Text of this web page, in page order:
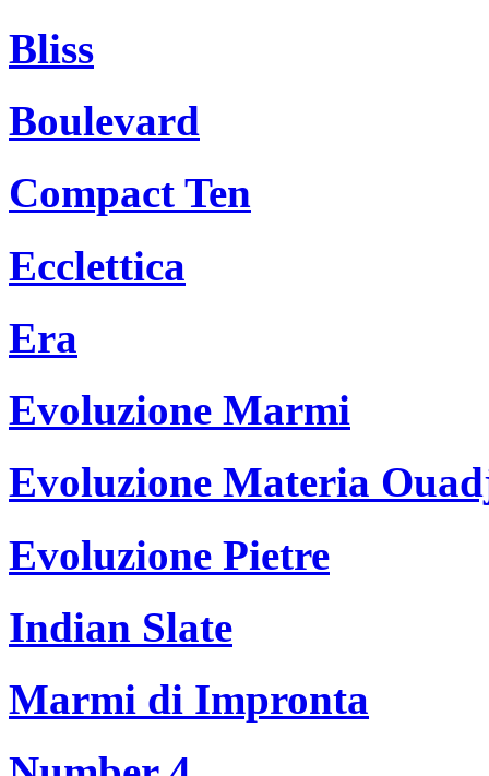
Bliss
Boulevard
Compact Ten
Ecclettica
Era
Evoluzione Marmi
Evoluzione Materia
Evoluzione Pietre
Indian Slate
Marmi di Impronta